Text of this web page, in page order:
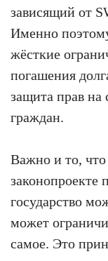
зависящий от
Именно
жёсткие
погашения
защита прав на
граждан.
Важно и то, что
законопроекте
государство
может
самое. Это